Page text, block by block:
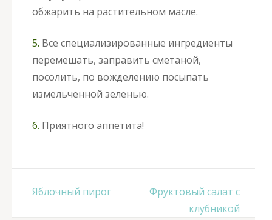
обжарить на растительном масле.
5. Все специализированные ингредиенты
перемешать, заправить сметаной,
посолить, по вожделению посыпать
измельченной зеленью.
6. Приятного аппетита!
Навигация
Яблочный пирог
Фруктовый салат с
клубникой